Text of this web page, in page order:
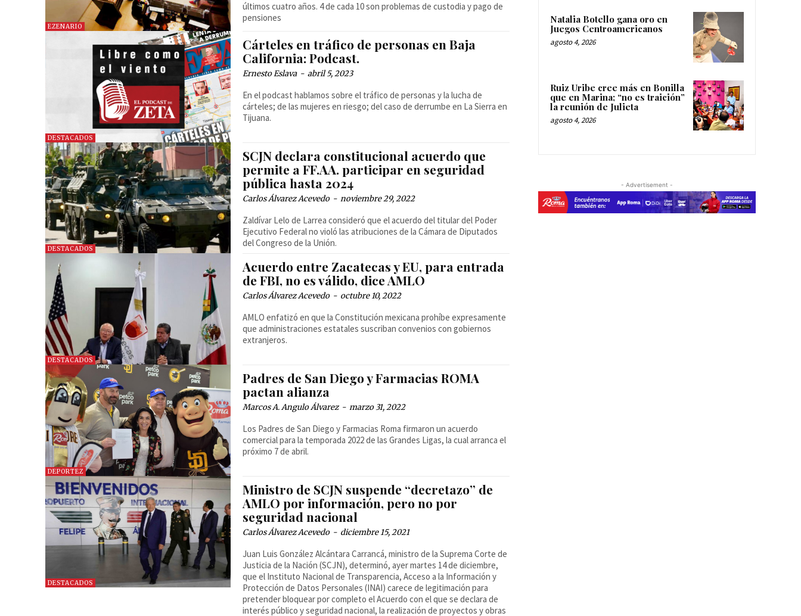
EZENARIO
últimos cuatro años. 4 de cada 10 son problemas de custodia y pago de
pensiones
DESTACADOS
Cárteles en tráfico de personas en Baja
California: Podcast.
Ernesto Eslava - abril 5, 2023
En el podcast hablamos sobre el tráfico de personas y la lucha de
cárteles; de las mujeres en riesgo; del caso de derrumbe en La Sierra en
Tijuana.
DESTACADOS
SCJN declara constitucional acuerdo que
permite a FF.AA. participar en seguridad
pública hasta 2024
Carlos Álvarez Acevedo - noviembre 29, 2022
Zaldívar Lelo de Larrea consideró que el acuerdo del titular del Poder
Ejecutivo Federal no violó las atribuciones de la Cámara de Diputados
del Congreso de la Unión.
DESTACADOS
Acuerdo entre Zacatecas y EU, para entrada
de FBI, no es válido, dice AMLO
Carlos Álvarez Acevedo - octubre 10, 2022
AMLO enfatizó en que la Constitución mexicana prohíbe expresamente
que administraciones estatales suscriban convenios con gobiernos
extranjeros.
DEPORTEZ
Padres de San Diego y Farmacias ROMA
pactan alianza
Marcos A. Angulo Álvarez - marzo 31, 2022
Los Padres de San Diego y Farmacias Roma firmaron un acuerdo
comercial para la temporada 2022 de las Grandes Ligas, la cual arranca el
próximo 7 de abril.
DESTACADOS
Ministro de SCJN suspende “decretazo” de
AMLO por información, pero no por
seguridad nacional
Carlos Álvarez Acevedo - diciembre 15, 2021
Juan Luis González Alcántara Carrancá, ministro de la Suprema Corte de
Justicia de la Nación (SCJN), determinó, ayer martes 14 de diciembre,
que el Instituto Nacional de Transparencia, Acceso a la Información y
Protección de Datos Personales (INAI) carece de legitimación para
pretender bloquear por completo el Acuerdo con el que se declara de
interés público y seguridad nacional, la realización de proyectos y obras
Natalia Botello gana oro en
Juegos Centroamericanos
agosto 4, 2026
Ruiz Uribe cree más en Bonilla
que en Marina; “no es traición”
la reunión de Julieta
agosto 4, 2026
- Advertisement -